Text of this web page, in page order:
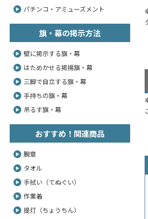
パチンコ・アミューズメント
旗・幕の掲示方法
壁に掲示する旗・幕
はためかせる掲揚旗・幕
三脚で自立する旗・幕
手持ちの旗・幕
吊るす旗・幕
おすすめ！関連商品
腕章
タオル
手拭い（てぬぐい）
作業着
提灯（ちょうちん）